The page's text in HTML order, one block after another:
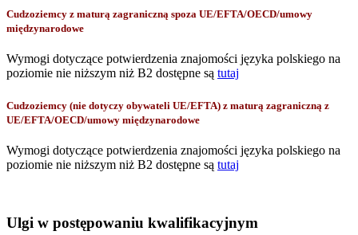
Cudzoziemcy z maturą zagraniczną spoza UE/EFTA/OECD/umowy
międzynarodowe
Wymogi dotyczące potwierdzenia znajomości języka polskiego na
poziomie nie niższym niż B2 dostępne są tutaj
Cudzoziemcy (nie dotyczy obywateli UE/EFTA) z maturą zagraniczną z
UE/EFTA/OECD/umowy międzynarodowe
Wymogi dotyczące potwierdzenia znajomości języka polskiego na
poziomie nie niższym niż B2 dostępne są tutaj
Ulgi w postępowaniu kwalifikacyjnym